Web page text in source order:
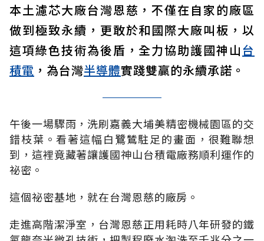
本土濾芯大廠台灣恩慈，不僅在自家的廠區
做到極致永續，更敢於和國際大廠叫板，以
這項綠色技術為後盾，全力協助護國神山台
積電 ，為台灣半導體實踐雙贏的永續承諾。
午後一場驟雨，洗刷嘉義大埔美精密機械園區的交
錯枝葉。看著這幅白鷺鷥駐足的畫面，很難聯想
到，這裡竟藏著讓護國神山台積電廠務順利運作的
祕密。
這個祕密基地，就在台灣恩慈的廠房。
走進高階潔淨室，台灣恩慈正用耗時八年研發的鐵